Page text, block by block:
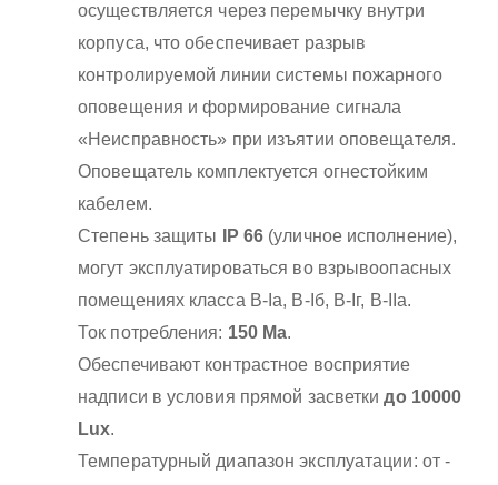
осуществляется через перемычку внутри
корпуса, что обеспечивает разрыв
контролируемой линии системы пожарного
оповещения и формирование сигнала
«Неисправность» при изъятии оповещателя.
Оповещатель комплектуется огнестойким
кабелем.
Степень защиты
IP 66 (уличное исполнение),
могут эксплуатироваться во взрывоопасных
помещениях класса B-Iа, B-Iб, B-Iг, В-IIа.
Ток потребления: 150 Ма.
Обеспечивают контрастное восприятие
надписи в условия прямой засветкидо 10000
Lux.
Температурный диапазон эксплуатации: от -